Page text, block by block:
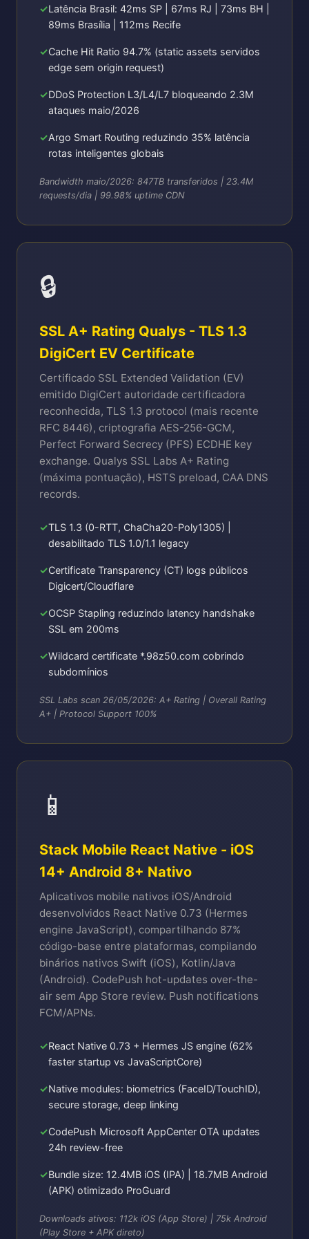
Latência Brasil: 42ms SP | 67ms RJ | 73ms BH |
89ms Brasília | 112ms Recife
Cache Hit Ratio 94.7% (static assets servidos
edge sem origin request)
DDoS Protection L3/L4/L7 bloqueando 2.3M
ataques maio/2026
Argo Smart Routing reduzindo 35% latência
rotas inteligentes globais
Bandwidth maio/2026: 847TB transferidos | 23.4M
requests/dia | 99.98% uptime CDN
🔒
SSL A+ Rating Qualys - TLS 1.3
DigiCert EV Certificate
Certificado SSL Extended Validation (EV)
emitido DigiCert autoridade certificadora
reconhecida, TLS 1.3 protocol (mais recente
RFC 8446), criptografia AES-256-GCM,
Perfect Forward Secrecy (PFS) ECDHE key
exchange. Qualys SSL Labs A+ Rating
(máxima pontuação), HSTS preload, CAA DNS
records.
TLS 1.3 (0-RTT, ChaCha20-Poly1305) |
desabilitado TLS 1.0/1.1 legacy
Certificate Transparency (CT) logs públicos
Digicert/Cloudflare
OCSP Stapling reduzindo latency handshake
SSL em 200ms
Wildcard certificate *.98z50.com cobrindo
subdomínios
SSL Labs scan 26/05/2026: A+ Rating | Overall Rating
A+ | Protocol Support 100%
📱
Stack Mobile React Native - iOS
14+ Android 8+ Nativo
Aplicativos mobile nativos iOS/Android
desenvolvidos React Native 0.73 (Hermes
engine JavaScript), compartilhando 87%
código-base entre plataformas, compilando
binários nativos Swift (iOS), Kotlin/Java
(Android). CodePush hot-updates over-the-
air sem App Store review. Push notifications
FCM/APNs.
React Native 0.73 + Hermes JS engine (62%
faster startup vs JavaScriptCore)
Native modules: biometrics (FaceID/TouchID),
secure storage, deep linking
CodePush Microsoft AppCenter OTA updates
24h review-free
Bundle size: 12.4MB iOS (IPA) | 18.7MB Android
(APK) otimizado ProGuard
Downloads ativos: 112k iOS (App Store) | 75k Android
(Play Store + APK direto)